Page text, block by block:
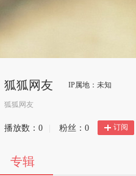
狐狐网友 IP属地：未知
狐狐网友
播放数： 0 粉丝： 0 订阅
专辑